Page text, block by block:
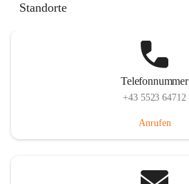
Standorte
Telefonnummer
+43 5523 64712
Anrufen